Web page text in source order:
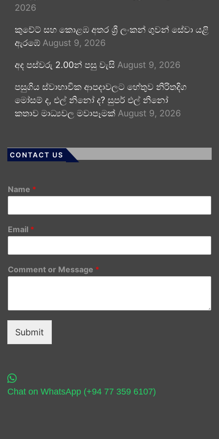
2026
කුවේට් සහ කොළඹ අතර ශ්‍රී ලංකන් ගුවන් සේවා යළි
ඇරඹේ August 9, 2026
අද පස්වරු 2.00න් පසු වැසි August 9, 2026
පසුගිය ස්වාභාවික ආපදාවලට හේතුව නිරිතදිග
මෝසම් ද, එල් නිනෝ ද? සුපර් එල් නිනෝ
කතාව මාධ්‍යවල මවාපෑමක් August 9, 2026
CONTACT US
Name *
Email *
Comment or Message *
Submit
Chat on WhatsApp (+94 77 359 6107)